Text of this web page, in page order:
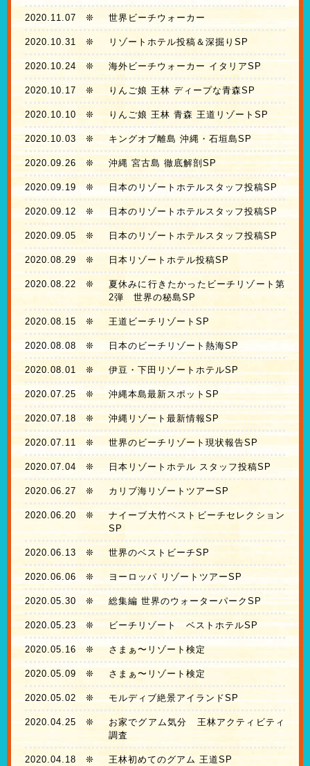
2020.11.07 ❊ 世界ビーチウォーカー
2020.10.31 ❊ リゾートホテル投稿＆深掘りSP
2020.10.24 ❊ 海外ビーチウォーカー イタリアSP
2020.10.17 ❊ りんご娘 王林 ディープな青森SP
2020.10.10 ❊ りんご娘 王林 青森 王道リゾートSP
2020.10.03❊ キングオブ離島 沖縄・石垣島SP
2020.09.26❊ 沖縄 宮古島 徹底解剖SP
2020.09.19 ❊ 日本のリゾートホテルスタッフ投稿SP
2020.09.12 ❊ 日本のリゾートホテルスタッフ投稿SP
2020.09.05 ❊ 日本のリゾートホテルスタッフ投稿SP
2020.08.29 ❊ 日本リゾートホテル投稿SP
2020.08.22 ❊
夏休みに行きたかったビーチリゾート第
2弾 世界の秘島SP
2020.08.15 ❊ 王道ビーチリゾートSP
2020.08.08 ❊ 日本のビーチリゾート熱海SP
2020.08.01 ❊ 伊豆・下田リゾートホテルSP
2020.07.25❊ 沖縄本島最新スポットSP
2020.07.18❊ 沖縄リゾート最新情報SP
2020.07.11 ❊ 世界のビーチリゾート現状報告SP
2020.07.04 ❊ 日本リゾートホテル スタッフ投稿SP
2020.06.27 ❊ カリブ海リゾートツアーSP
2020.06.20 ❊
ナイーブ大竹ベストビーチセレクション
SP
2020.06.13 ❊ 世界のベストビーチSP
2020.06.06 ❊ ヨーロッパ リゾートツアーSP
2020.05.30 ❊ 総集編 世界のウォーターパークSP
2020.05.23❊ ビーチリゾート ベストホテルSP
2020.05.16 ❊ さまぁ〜リゾート検定
2020.05.09 ❊ さまぁ〜リゾート検定
2020.05.02❊ モルディブ絶景アイランドSP
2020.04.25 ❊
お家でグアム気分 王林アクティビティ
調査
2020.04.18❊ 王林初めてのグアム 王道SP